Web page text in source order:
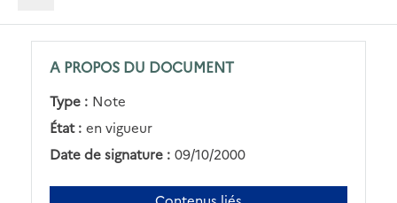
A PROPOS DU DOCUMENT
Type : Note
État : en vigueur
Date de signature : 09/10/2000